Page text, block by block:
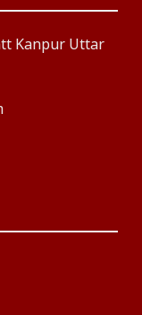
Kanpur Uttar